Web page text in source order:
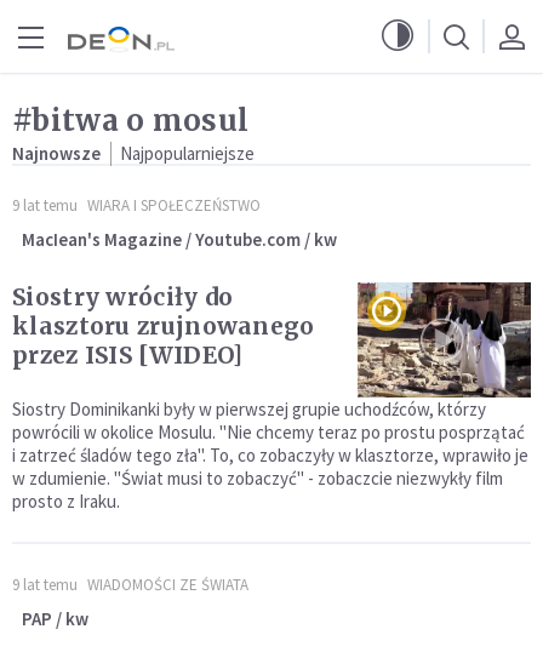
#bitwa o mosul
Najnowsze Najpopularniejsze
9 lat temu WIARA I SPOŁECZEŃSTWO
MacIean's Magazine / Youtube.com / kw
Siostry wróciły do
klasztoru zrujnowanego
przez ISIS [WIDEO]
Siostry Dominikanki były w pierwszej grupie uchodźców, którzy
powrócili w okolice Mosulu. "Nie chcemy teraz po prostu posprzątać
i zatrzeć śladów tego zła". To, co zobaczyły w klasztorze, wprawiło je
w zdumienie. "Świat musi to zobaczyć" - zobaczcie niezwykły film
prosto z Iraku.
9 lat temu WIADOMOŚCI ZE ŚWIATA
PAP / kw